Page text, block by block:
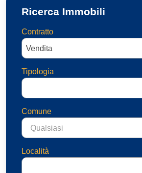
Ricerca Immobili
Contratto
Vendita
Tipologia
Comune
Qualsiasi
Località